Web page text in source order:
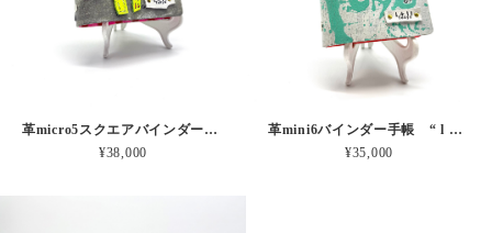
革micro5スクエアバインダー手帳 “ 蛍光つみきとサーカス” 本革
¥38,000
革mini6バインダー手帳 “ l + l l Tokyo もーじミント” 本革
¥35,000